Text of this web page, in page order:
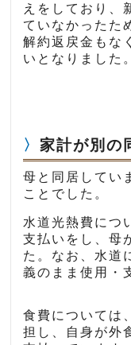
えをしており、
ていなかったた
解約返戻金もな
いとなりました。
家計が別の
母と同居してい
ことでした。
水道光熱費につ
支払いをし、母
た。なお、水道
義のまま使用・
食費については
担し、自身が外